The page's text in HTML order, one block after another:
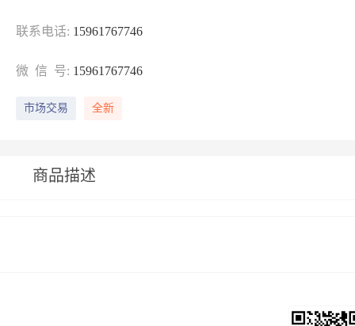
联系电话: 15961767746
微 信 号: 15961767746
市场交易 全新
商品描述